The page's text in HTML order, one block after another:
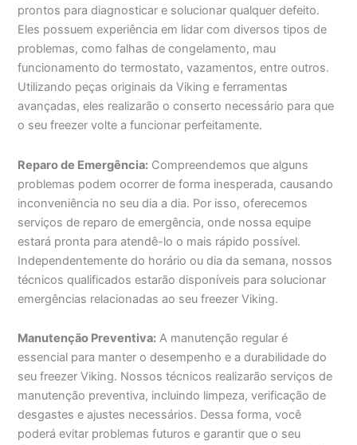
prontos para diagnosticar e solucionar qualquer defeito.
Eles possuem experiência em lidar com diversos tipos de
problemas, como falhas de congelamento, mau
funcionamento do termostato, vazamentos, entre outros.
Utilizando peças originais da Viking e ferramentas
avançadas, eles realizarão o conserto necessário para que
o seu freezer volte a funcionar perfeitamente.
Reparo de Emergência: Compreendemos que alguns
problemas podem ocorrer de forma inesperada, causando
inconveniência no seu dia a dia. Por isso, oferecemos
serviços de reparo de emergência, onde nossa equipe
estará pronta para atendê-lo o mais rápido possível.
Independentemente do horário ou dia da semana, nossos
técnicos qualificados estarão disponíveis para solucionar
emergências relacionadas ao seu freezer Viking.
Manutenção Preventiva: A manutenção regular é
essencial para manter o desempenho e a durabilidade do
seu freezer Viking. Nossos técnicos realizarão serviços de
manutenção preventiva, incluindo limpeza, verificação de
desgastes e ajustes necessários. Dessa forma, você
poderá evitar problemas futuros e garantir que o seu